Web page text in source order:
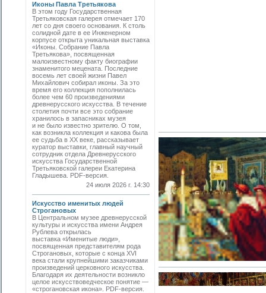
Иконы Павла Третьякова
В этом году Государственная
Третьяковская галерея отмечает 170
лет со дня своего основания. К столь
солидной дате в ее Инженерном
корпусе открыта уникальная выставка
«Иконы. Собрание Павла
Третьякова», посвященная
малоизвестному факту биографии
знаменитого мецената. Последние
восемь лет своей жизни Павел
Михайлович собирал иконы. За это
время его коллекция пополнилась
более чем 60 произведениями
древнерусского искусства. В течение
столетия почти все это собрание
хранилось в запасниках музея
и не было известно зрителю. О том,
как возникла коллекция и какова была
ее судьба в ХХ веке, рассказывает
куратор выставки, главный научный
сотрудник отдела Древнерусского
искусства Государственной
Третьяковской галереи Екатерина
Гладышева. PDF-версия.
24 июля 2026 г. 14:30
Искусство именитых людей
Строгановых
В Центральном музее древнерусской
культуры и искусства имени Андрея
Рублева открылась
выставка «Именитые люди»,
посвященная представителям рода
Строгановых, которые с конца XVI
века стали крупнейшими заказчиками
произведений церковного искусства.
Благодаря их деятельности возникло
целое искусствоведческое понятие —
«строгановская икона». PDF-версия.